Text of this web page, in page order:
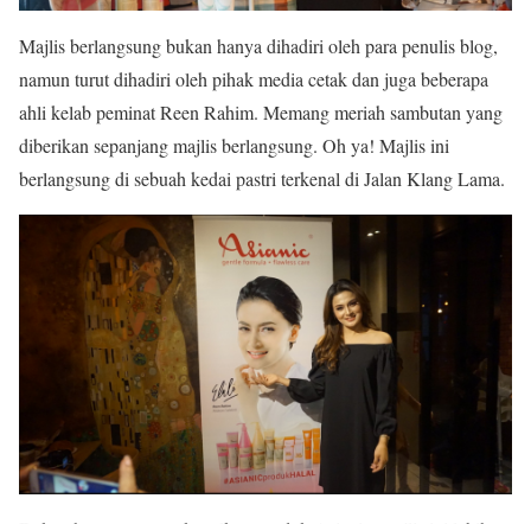
Majlis berlangsung bukan hanya dihadiri oleh para penulis blog,
namun turut dihadiri oleh pihak media cetak dan juga beberapa
ahli kelab peminat Reen Rahim. Memang meriah sambutan yang
diberikan sepanjang majlis berlangsung. Oh ya! Majlis ini
berlangsung di sebuah kedai pastri terkenal di Jalan Klang Lama.